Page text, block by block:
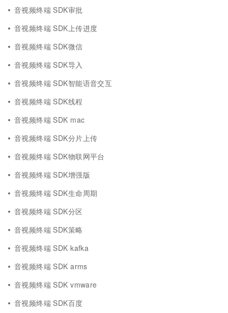
音视频终端 SDK审批
音视频终端 SDK上传进度
音视频终端 SDK微信
音视频终端 SDK导入
音视频终端 SDK智能语音交互
音视频终端 SDK线程
音视频终端 SDK mac
音视频终端 SDK分片上传
音视频终端 SDK物联网平台
音视频终端 SDK增强版
音视频终端 SDK生命周期
音视频终端 SDK分区
音视频终端 SDK策略
音视频终端 SDK kafka
音视频终端 SDK arms
音视频终端 SDK vmware
音视频终端 SDK百度